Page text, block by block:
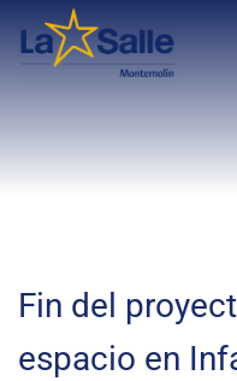
Fin del
espacio en